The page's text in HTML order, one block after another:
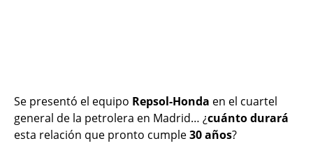
Se presentó el equipo Repsol-Honda en el cuartel
general de la petrolera en Madrid… ¿cuánto durará
esta relación que pronto cumple30 años?